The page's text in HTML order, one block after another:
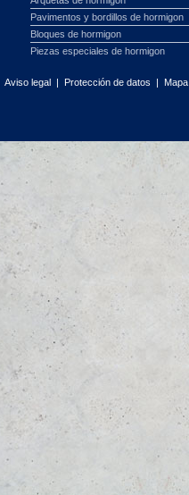
Pavimentos y bordillos de hormigon
Bloques de hormigon
Piezas especiales de hormigon
Aviso legal | Protección de datos |